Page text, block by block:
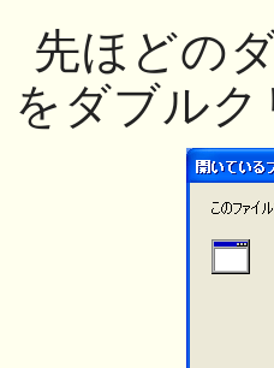
先ほどの
をダブル